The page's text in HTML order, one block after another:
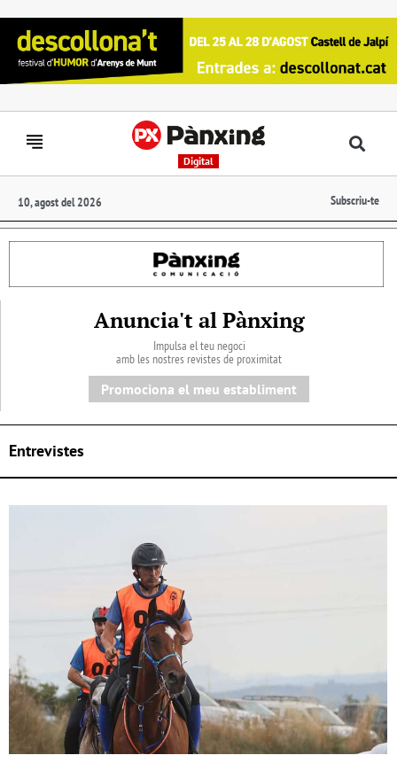
Digital
10, agost del 2026 Subscriu-te
Anuncia't al Pànxing
Impulsa el teu negoci
amb les nostres revistes de proximitat
Promociona el meu establiment
Entrevistes